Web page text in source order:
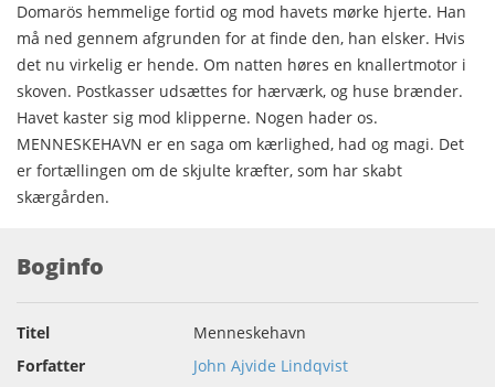
Domarös hemmelige fortid og mod havets mørke hjerte. Han
må ned gennem afgrunden for at finde den, han elsker. Hvis
det nu virkelig er hende. Om natten høres en knallertmotor i
skoven. Postkasser udsættes for hærværk, og huse brænder.
Havet kaster sig mod klipperne. Nogen hader os.
MENNESKEHAVN er en saga om kærlighed, had og magi. Det
er fortællingen om de skjulte kræfter, som har skabt
skærgården.
Boginfo
Titel
Menneskehavn
Forfatter
John Ajvide Lindqvist